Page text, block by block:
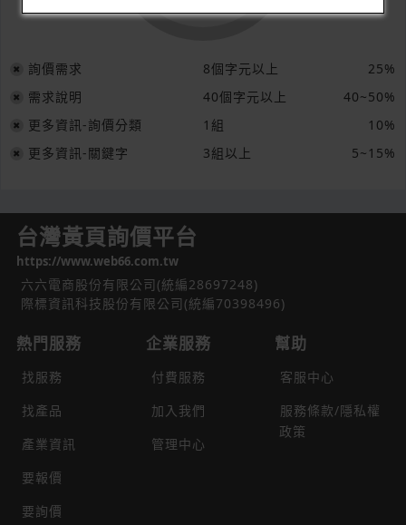
詢價需求 8個字元以上
25%
需求說明
40個字元以上
40~50%
更多資訊-詢價分類
1組
10%
更多資訊-關鍵字
3組以上 5~15%
台灣黃頁詢價平台
https://www.web66.com.tw
六六電商股份有限公司(統編28697248)
際標資訊科技股份有限公司(統編70398496)
熱門服務
找服務
找產品
產業資訊
要報價
要詢價
企業服務
付費服務
加入我們
管理中心
幫助
客服中心
服務條款/隱私權
政策